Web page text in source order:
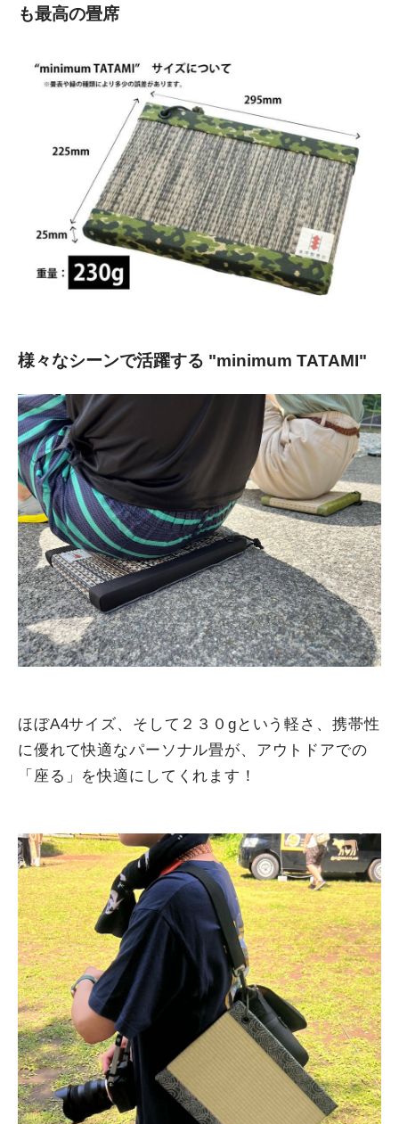
も最高の畳席
様々なシーンで活躍する "minimum TATAMI"
ほぼA4サイズ、そして２３０gという軽さ、携帯性
に優れて快適なパーソナル畳が、アウトドアでの
「座る」を快適にしてくれます！